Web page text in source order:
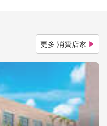
更多 消費店家